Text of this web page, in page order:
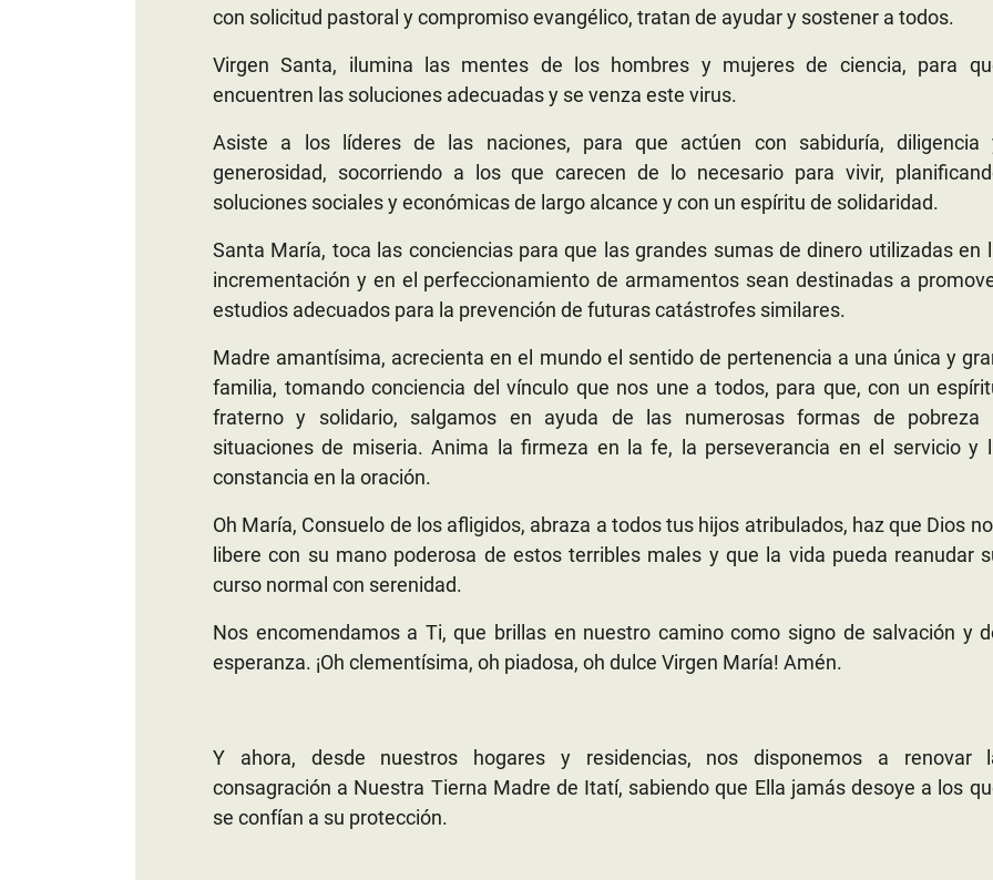
con solicitud pastoral y compromiso evangélico, tratan de ayudar y sostener a todos.
Virgen Santa, ilumina las mentes de los hombres y mujeres de ciencia, para
encuentren las soluciones adecuadas y se venza este virus.
Asiste a los líderes de las naciones, para que actúen con sabiduría, diligencia
generosidad, socorriendo a los que carecen de lo necesario para vivir,
soluciones sociales y económicas de largo alcance y con un espíritu de solidaridad.
Santa María, toca las conciencias para que las grandes sumas de dinero utilizadas en
incrementación y en el perfeccionamiento de armamentos sean destinadas a
estudios adecuados para la prevención de futuras catástrofes similares.
Madre amantísima, acrecienta en el mundo el sentido de pertenencia a una única y
familia, tomando conciencia del vínculo que nos une a todos, para que, con un
fraterno y solidario, salgamos en ayuda de las numerosas formas de pobreza
situaciones de miseria. Anima la firmeza en la fe, la perseverancia en el servicio y
constancia en la oración.
Oh María, Consuelo de los afligidos, abraza a todos tus hijos atribulados, haz que Dios
libere con su mano poderosa de estos terribles males y que la vida pueda reanudar
curso normal con serenidad.
Nos encomendamos a Ti, que brillas en nuestro camino como signo de salvación y
esperanza. ¡Oh clementísima, oh piadosa, oh dulce Virgen María! Amén.
Y ahora, desde nuestros hogares y residencias, nos disponemos a renovar
consagración a Nuestra Tierna Madre de Itatí, sabiendo que Ella jamás desoye a los
se confían a su protección.